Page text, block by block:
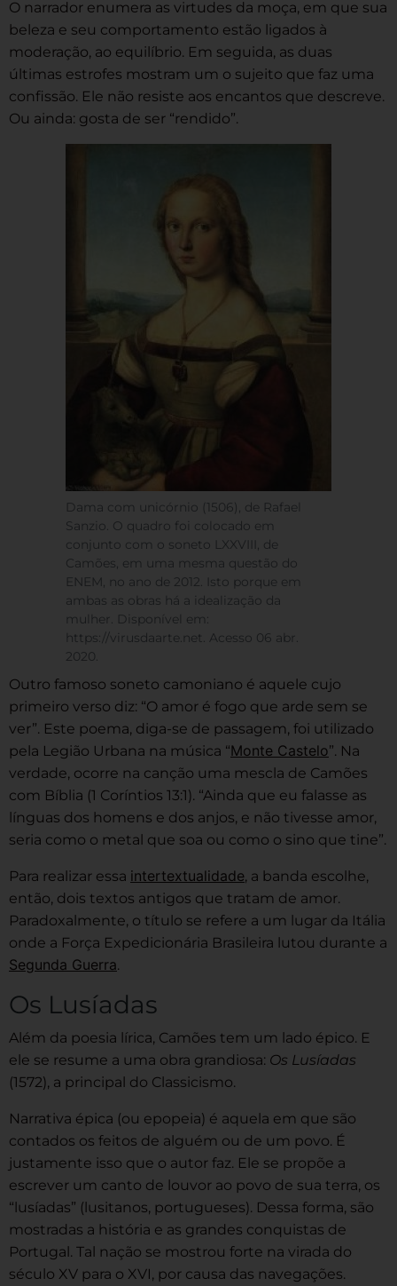
O narrador enumera as virtudes da moça, em que sua
beleza e seu comportamento estão ligados à
moderação, ao equilíbrio. Em seguida, as duas
últimas estrofes mostram um o sujeito que faz uma
confissão. Ele não resiste aos encantos que descreve.
Ou ainda: gosta de ser “rendido”.
Dama com unicórnio (1506), de Rafael
Sanzio. O quadro foi colocado em
conjunto com o soneto LXXVIII, de
Camões, em uma mesma questão do
ENEM, no ano de 2012. Isto porque em
ambas as obras há a idealização da
mulher. Disponível em:
https://virusdaarte.net. Acesso 06 abr.
2020.
Outro famoso soneto camoniano é aquele cujo
primeiro verso diz: “O amor é fogo que arde sem se
ver”. Este poema, diga-se de passagem, foi utilizado
pela Legião Urbana na música “Monte Castelo”. Na
verdade, ocorre na canção uma mescla de Camões
com Bíblia (1 Coríntios 13:1). “Ainda que eu falasse as
línguas dos homens e dos anjos, e não tivesse amor,
seria como o metal que soa ou como o sino que tine”.
Para realizar essa intertextualidade, a banda escolhe,
então, dois textos antigos que tratam de amor.
Paradoxalmente, o título se refere a um lugar da Itália
onde a Força Expedicionária Brasileira lutou durante a
Segunda Guerra.
Os Lusíadas
Além da poesia lírica, Camões tem um lado épico. E
ele se resume a uma obra grandiosa: Os Lusíadas
(1572), a principal do Classicismo.
Narrativa épica (ou epopeia) é aquela em que são
contados os feitos de alguém ou de um povo. É
justamente isso que o autor faz. Ele se propõe a
escrever um canto de louvor ao povo de sua terra, os
“lusíadas” (lusitanos, portugueses). Dessa forma, são
mostradas a história e as grandes conquistas de
Portugal. Tal nação se mostrou forte na virada do
século XV para o XVI, por causa das navegações.